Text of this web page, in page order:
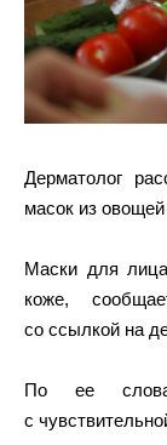
Дерматолог
масок из
Маски для
коже,
со ссылкой на
По ее
с